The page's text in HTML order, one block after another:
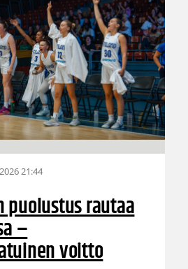
21:44
puolustus rautaa
–
voitto